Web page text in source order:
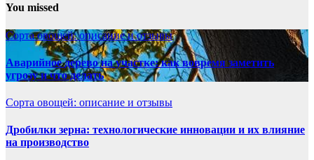
You missed
Сорта овощей: описание и отзывы
Аварийное дерево на участке: как вовремя заметить
угрозу и что делать
Сорта овощей: описание и отзывы
Дробилки зерна: технологические инновации и их влияние
на производство